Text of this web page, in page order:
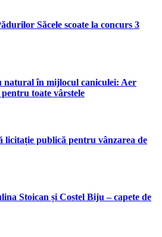
Săcele scoate la concurs 3
natural în mijlocul caniculei: Aer
pentru toate vârstele
licitație publică pentru vânzarea de
Stoican și Costel Biju – capete de